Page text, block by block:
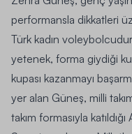
performansla dikkatleri
Türk kadın
yetenek, forma giydiği
kupası kazanmayı
yer alan Güneş, milli
takım formasıyla